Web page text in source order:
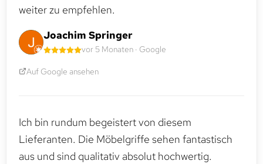
weiter zu empfehlen.
Joachim Springer
vor 5 Monaten · Google
Auf Google ansehen
Ich bin rundum begeistert von diesem
Lieferanten. Die Möbelgriffe sehen fantastisch
aus und sind qualitativ absolut hochwertig.